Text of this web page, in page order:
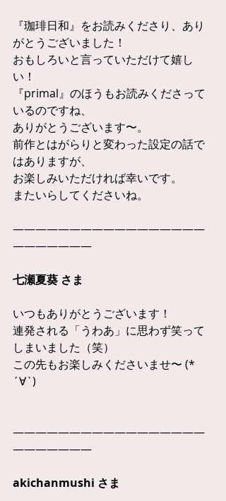
『珈琲日和』をお読みくださり、あり
がとうございました！
おもしろいと言っていただけて嬉し
い！
『primal』のほうもお読みくださって
いるのですね、
ありがとうございます〜。
前作とはがらりと変わった設定の話で
はありますが、
お楽しみいただければ幸いです。
またいらしてくださいね。
—————————————————
———————
七瀬夏葵 さま
いつもありがとうございます！
連発される「うわあ」に思わず笑って
しまいました（笑）
この先もお楽しみくださいませ〜 (*
´∀`)
—————————————————
———————
akichanmushi さま